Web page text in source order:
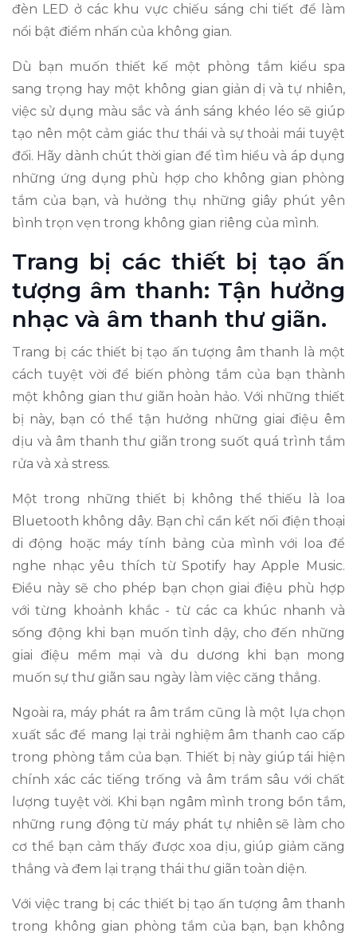
đèn LED ở các khu vực chiếu sáng chi tiết để làm
nổi bật điểm nhấn của không gian.
Dù bạn muốn thiết kế một phòng tắm kiểu spa
sang trọng hay một không gian giản dị và tự nhiên,
việc sử dụng màu sắc và ánh sáng khéo léo sẽ giúp
tạo nên một cảm giác thư thái và sự thoải mái tuyệt
đối. Hãy dành chút thời gian để tìm hiểu và áp dụng
những ứng dụng phù hợp cho không gian phòng
tắm của bạn, và hưởng thụ những giây phút yên
bình trọn vẹn trong không gian riêng của mình.
Trang bị các thiết bị tạo ấn
tượng âm thanh: Tận hưởng
nhạc và âm thanh thư giãn.
Trang bị các thiết bị tạo ấn tượng âm thanh là một
cách tuyệt vời để biến phòng tắm của bạn thành
một không gian thư giãn hoàn hảo. Với những thiết
bị này, bạn có thể tận hưởng những giai điệu êm
dịu và âm thanh thư giãn trong suốt quá trình tắm
rửa và xả stress.
Một trong những thiết bị không thể thiếu là loa
Bluetooth không dây. Bạn chỉ cần kết nối điện thoại
di động hoặc máy tính bảng của mình với loa để
nghe nhạc yêu thích từ Spotify hay Apple Music.
Điều này sẽ cho phép bạn chọn giai điệu phù hợp
với từng khoảnh khắc - từ các ca khúc nhanh và
sống động khi bạn muốn tỉnh dậy, cho đến những
giai điệu mềm mại và du dương khi bạn mong
muốn sự thư giãn sau ngày làm việc căng thẳng.
Ngoài ra, máy phát ra âm trầm cũng là một lựa chọn
xuất sắc để mang lại trải nghiệm âm thanh cao cấp
trong phòng tắm của bạn. Thiết bị này giúp tái hiện
chính xác các tiếng trống và âm trầm sâu với chất
lượng tuyệt vời. Khi bạn ngâm mình trong bồn tắm,
những rung động từ máy phát tự nhiên sẽ làm cho
cơ thể bạn cảm thấy được xoa dịu, giúp giảm căng
thẳng và đem lại trạng thái thư giãn toàn diện.
Với việc trang bị các thiết bị tạo ấn tượng âm thanh
trong không gian phòng tắm của bạn, bạn không